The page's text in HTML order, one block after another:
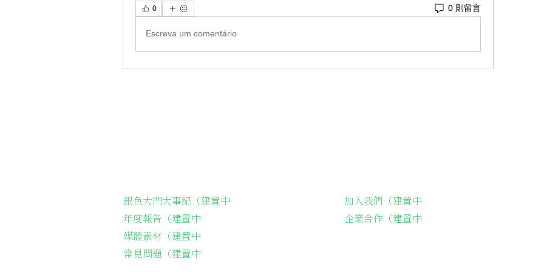
0 0 則留言
Escreva um comentário
銀色大門大事紀（建置中
年度報告（建置中
媒體素材（建置中
常見問題（建置中
加入我們（建置中
企業合作（建置中